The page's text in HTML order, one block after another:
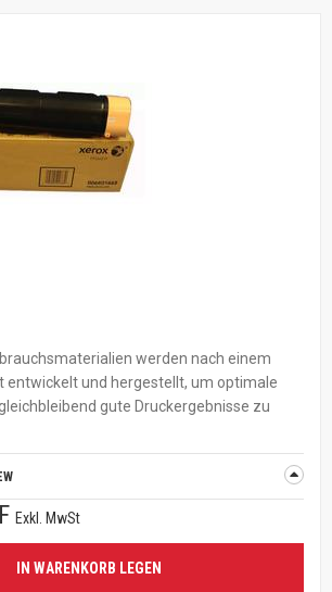
werden nach einem
entwickelt und hergestellt, um optimale
gute Druckergebnisse zu
Exkl. MwSt
IN WARENKORB LEGEN